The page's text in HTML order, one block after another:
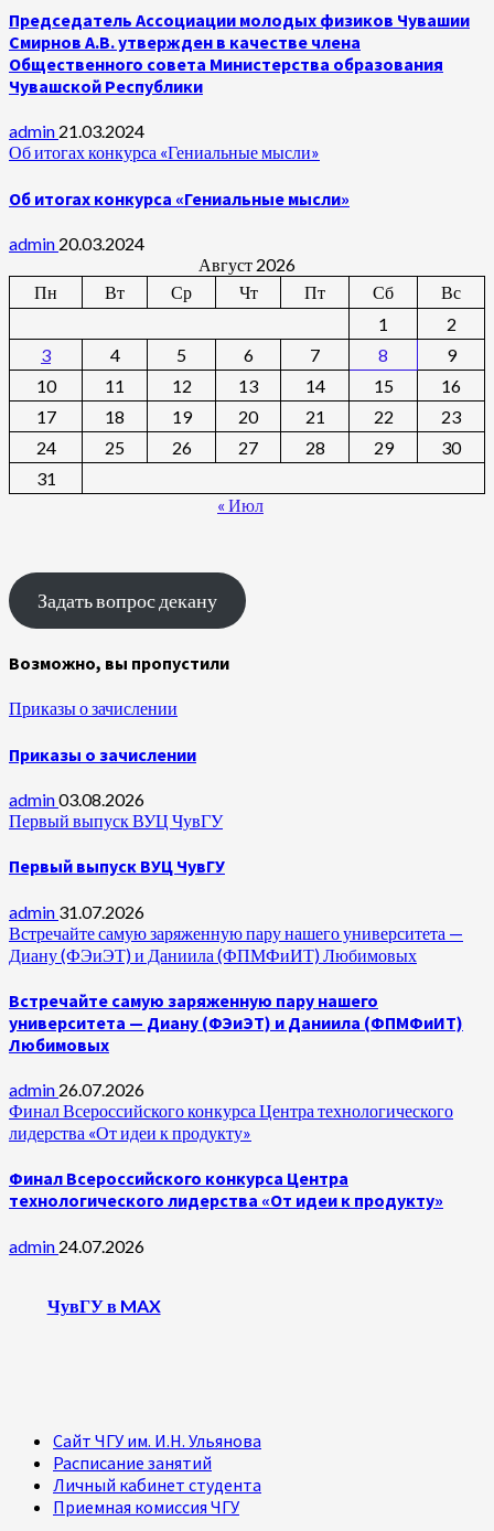
Председатель Ассоциации молодых физиков Чувашии
Смирнов А.В. утвержден в качестве члена
Общественного совета Министерства образования
Чувашской Республики
admin 21.03.2024
Об итогах конкурса «Гениальные мысли»
Об итогах конкурса «Гениальные мысли»
admin 20.03.2024
Август 2026
Пн
Вт Ср Чт Пт Сб
Вс
1
2
3
4 5 6 7 8
9
10
11 12 13 14 15
16
17
18 19 20 21 22
23
24
25 26 27 28 29
30
31
« Июл
Задать вопрос декану
Возможно, вы пропустили
Приказы о зачислении
Приказы о зачислении
admin03.08.2026
Первый выпуск ВУЦ ЧувГУ
Первый выпуск ВУЦ ЧувГУ
admin 31.07.2026
Встречайте самую заряженную пару нашего университета —
Диану (ФЭиЭТ) и Даниила (ФПМФиИТ) Любимовых
Встречайте самую заряженную пару нашего
университета — Диану (ФЭиЭТ) и Даниила (ФПМФиИТ)
Любимовых
admin 26.07.2026
Финал Всероссийского конкурса Центра технологического
лидерства «От идеи к продукту»
Финал Всероссийского конкурса Центра
технологического лидерства «От идеи к продукту»
admin 24.07.2026
ЧувГУ в MAX
Сайт ЧГУ им. И.Н. Ульянова
Расписание занятий
Личный кабинет студента
Приемная комиссия ЧГУ